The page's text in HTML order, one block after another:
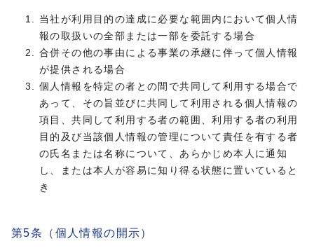
当社が利用目的の達成に必要な範囲内において個人情
報の取扱いの全部または一部を委託する場合
合併その他の事由による事業の承継に伴って個人情報
が提供される場合
個人情報を特定の者との間で共同して利用する場合で
あって、その旨並びに共同して利用される個人情報の
項目、共同して利用する者の範囲、利用する者の利用
目的及び当該個人情報の管理について責任を有する者
の氏名または名称について、あらかじめ本人に通知
し、または本人が容易に知り得る状態に置いていると
き
第5条（個人情報の開示）